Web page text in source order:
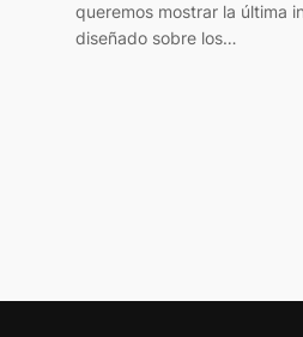
queremos mostrar la última
diseñado sobre los…